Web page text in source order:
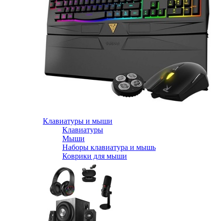
Клавиатуры и мыши
Клавиатуры
Мыши
Наборы клавиатура и мышь
Коврики для мыши